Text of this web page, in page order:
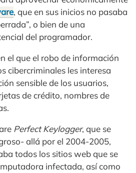
, que en sus inicios no pasaba
o bien de una
del programador.
el que el robo de información
cibercriminales les interesa
sensible de los usuarios,
de crédito, nombres de
Perfect Keylogger, que se
allá por el 2004-2005,
todos los sitios web que se
infectada, así como